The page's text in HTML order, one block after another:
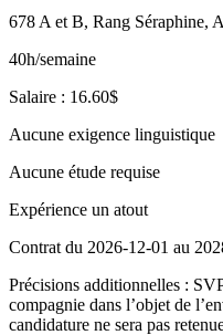
678 A et B, Rang Séraphine,
40h/semaine
Salaire : 16.60$
Aucune exigence linguistique
Aucune étude requise
Expérience un atout
Contrat du 2026-12-01 au
Précisions additionnelles :
compagnie dans l’objet de
candidature ne sera pas